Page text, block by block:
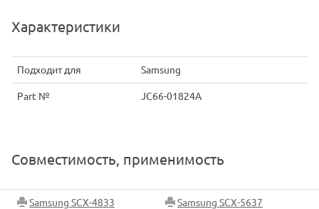
Характеристики
Подходит для Samsung
Part № JC66-01824A
Совместимость, применимость
Samsung SCX-4833 Samsung SCX-5637